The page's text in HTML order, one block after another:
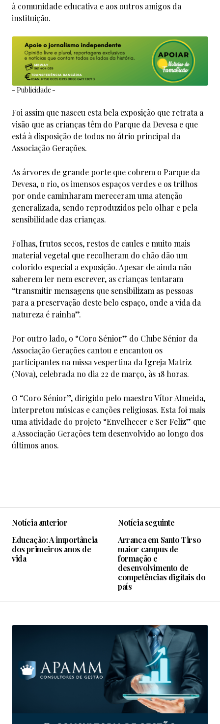
à comunidade educativa e aos outros amigos da
instituição.
- Publicidade -
Foi assim que nasceu esta bela exposição que retrata a
visão que as crianças têm do Parque da Devesa e que
está à disposição de todos no átrio principal da
Associação Gerações.
As árvores de grande porte que cobrem o Parque da
Devesa, o rio, os imensos espaços verdes e os trilhos
por onde caminharam mereceram uma atenção
generalizada, sendo reproduzidos pelo olhar e pela
sensibilidade das crianças.
Folhas, frutos secos, restos de caules e muito mais
material vegetal que recolheram do chão dão um
colorido especial a exposição. Apesar de ainda não
saberem ler nem escrever, as crianças tentaram
“transmitir mensagens que sensibilizam as pessoas
para a preservação deste belo espaço, onde a vida da
natureza é rainha”.
Por outro lado, o “Coro Sénior” do Clube Sénior da
Associação Gerações cantou e encantou os
participantes na missa vespertina da Igreja Matriz
(Nova), celebrada no dia 22 de março, às 18 horas.
O “Coro Sénior”, dirigido pelo maestro Vítor Almeida,
interpretou músicas e canções religiosas. Esta foi mais
uma atividade do projeto “Envelhecer e Ser Feliz” que
a Associação Gerações tem desenvolvido ao longo dos
últimos anos.
Notícia anterior
Educação: A importância
dos primeiros anos de
vida
Notícia seguinte
Arranca em Santo Tirso
maior campus de
formação e
desenvolvimento de
competências digitais do
país